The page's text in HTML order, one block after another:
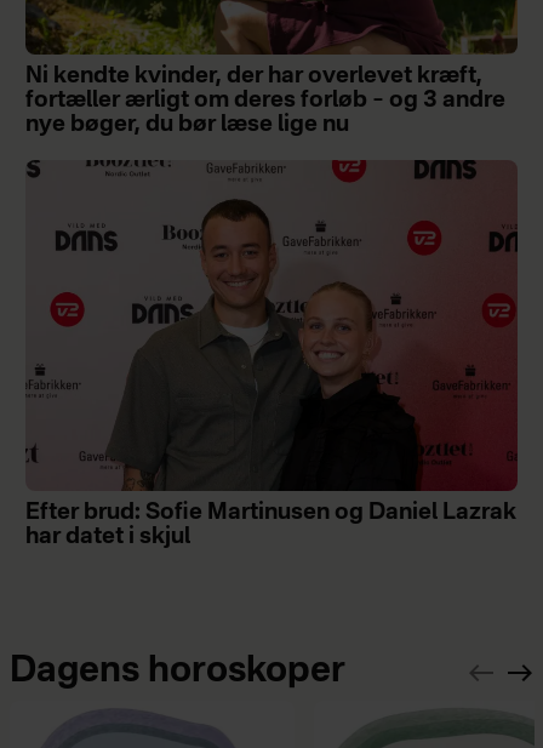
Ni kendte kvinder, der har overlevet kræft,
fortæller ærligt om deres forløb – og 3 andre
nye bøger, du bør læse lige nu
Efter brud: Sofie Martinusen og Daniel Lazrak
har datet i skjul
Dagens horoskoper